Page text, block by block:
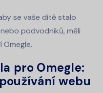
se vaše dítě stalo
podvodníků, měli
pro Omegle:
webu